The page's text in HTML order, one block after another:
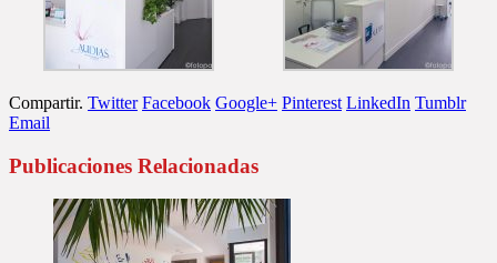
Compartir. Twitter Facebook Google+ Pinterest LinkedIn Tumblr
Email
Publicaciones Relacionadas